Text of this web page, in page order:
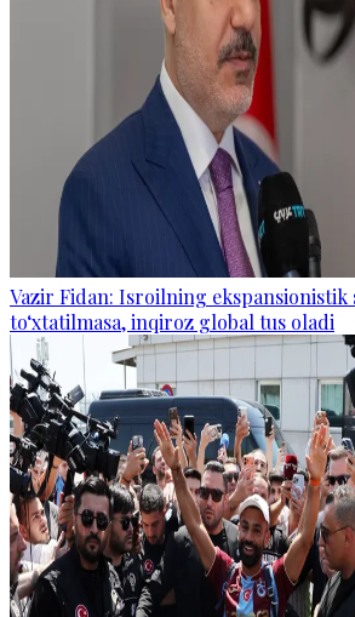
Vazir Fidan: Isroilning ekspansionistik
to‘xtatilmasa, inqiroz global tus oladi